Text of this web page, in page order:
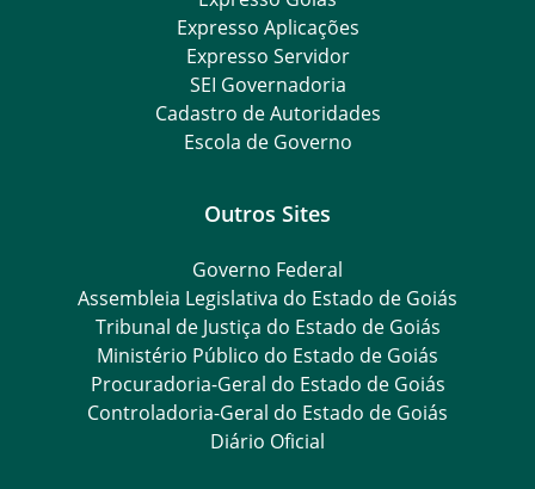
Expresso Aplicações
Expresso Servidor
SEI Governadoria
Cadastro de Autoridades
Escola de Governo
Outros Sites
Governo Federal
Assembleia Legislativa do Estado de Goiás
Tribunal de Justiça do Estado de Goiás
Ministério Público do Estado de Goiás
Procuradoria-Geral do Estado de Goiás
Controladoria-Geral do Estado de Goiás
Diário Oficial